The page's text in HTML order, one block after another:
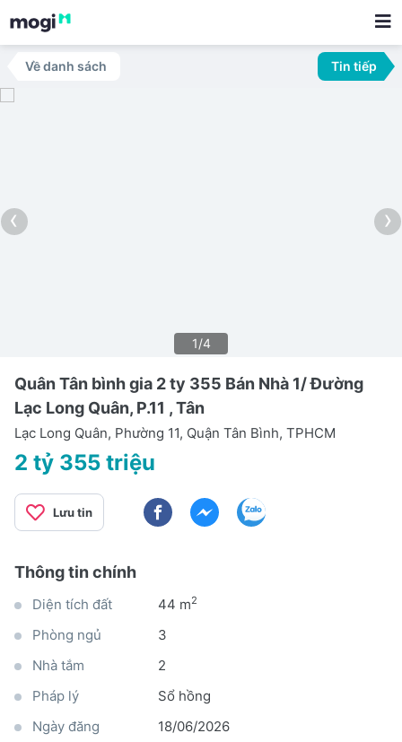
Về danh sách Tin tiếp
‹ ›
1/4
Quân Tân bình gia 2 ty 355 Bán Nhà 1/ Đường
Lạc Long Quân, P.11 , Tân
Lạc Long Quân, Phường 11, Quận Tân Bình, TPHCM
2 tỷ 355 triệu
Lưu tin
Thông tin chính
Diện tích đất 44 m2
Phòng ngủ
3
Nhà tắm
2
Pháp lý
Sổ hồng
Ngày đăng
18/06/2026